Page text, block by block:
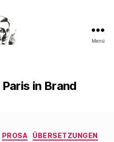
Menü
Paris in Brand
Kategorien
PROSA
ÜBERSETZUNGEN